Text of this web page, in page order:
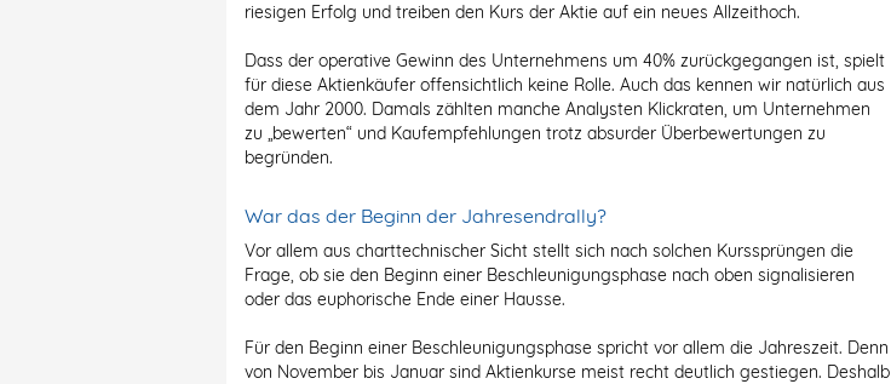
riesigen Erfolg und treiben den Kurs der Aktie auf ein neues Allzeithoch.
Dass der operative Gewinn des Unternehmens um 40% zurückgegangen ist, spielt
für diese Aktienkäufer offensichtlich keine Rolle. Auch das kennen wir natürlich aus
dem Jahr 2000. Damals zählten manche Analysten Klickraten, um Unternehmen
zu „bewerten“ und Kaufempfehlungen trotz absurder Überbewertungen zu
begründen.
War das der Beginn der Jahresendrally?
Vor allem aus charttechnischer Sicht stellt sich nach solchen Kurssprüngen die
Frage, ob sie den Beginn einer Beschleunigungsphase nach oben signalisieren
oder das euphorische Ende einer Hausse.
Für den Beginn einer Beschleunigungsphase spricht vor allem die Jahreszeit. Denn
von November bis Januar sind Aktienkurse meist recht deutlich gestiegen. Deshalb